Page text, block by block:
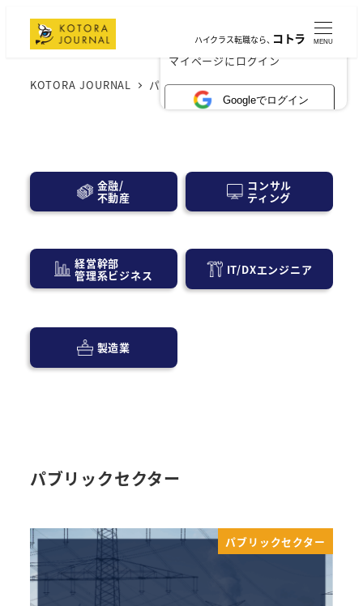
×
マイページにログイン
Googleでログイン
ハイクラス転職なら、コトラ MENU
KOTORA JOURNAL パブリックセクター
金融/
不動産
コンサル
ティング
経営幹部
管理系ビジネス IT/DXエンジニア
製造業
パブリックセクター
パブリックセクター